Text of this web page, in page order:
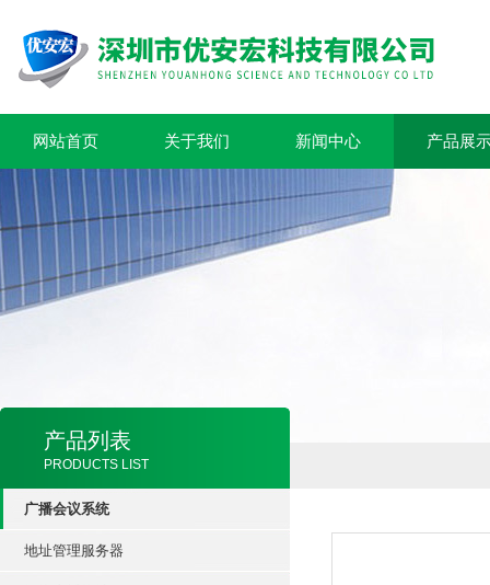
网站首页 关于我们 新闻中心 产品展
产品列表
PRODUCTS LIST
广播会议系统
地址管理服务器